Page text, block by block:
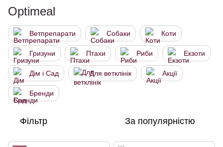
Optimeal
Ветпрепарати Собаки Коти
Гризуни Птахи Риби Екзоти
Дім і Сад Для ветклінік Акції
Бренди
Фільтр За популярністю